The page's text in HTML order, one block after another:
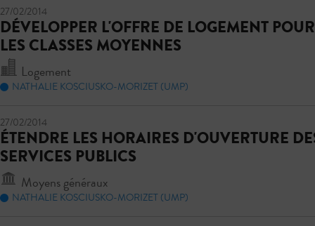
27/02/2014
DÉVELOPPER L'OFFRE DE LOGEMENT POUR
LES CLASSES MOYENNES
Logement
NATHALIE KOSCIUSKO-MORIZET (UMP)
27/02/2014
ÉTENDRE LES HORAIRES D'OUVERTURE
SERVICES PUBLICS
Moyens généraux
NATHALIE KOSCIUSKO-MORIZET (UMP)